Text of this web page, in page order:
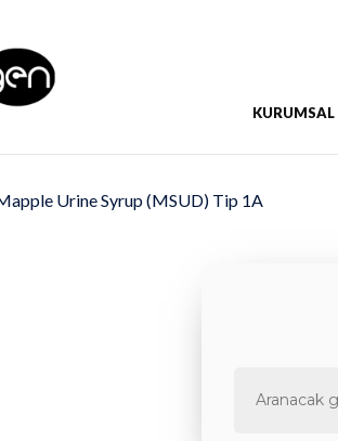
KURUMSAL
Urine Syrup (MSUD) Tip 1A